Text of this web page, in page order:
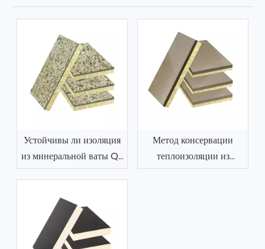
Устойчивы ли изоляция
из минеральной ваты Q-
типа и декоративная
высоким температурам?
Метод консервации
теплоизоляции из
минеральной ваты J-